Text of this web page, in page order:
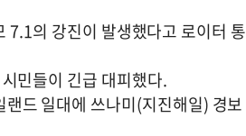
7.1의 강진이 발생했다고 로이터 통
민들이 긴급 대피했다.
드 일대에 쓰나미(지진해일) 경보